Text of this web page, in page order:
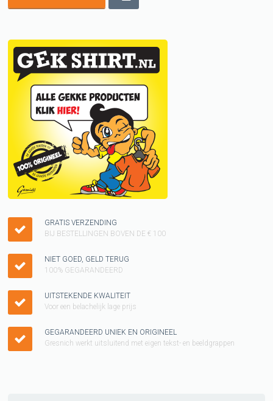
GRATIS VERZENDING
BIJ BESTELLINGEN BOVEN DE € 100
NIET GOED, GELD TERUG
100% GEGARANDEERD
UITSTEKENDE KWALITEIT
Voor een belachelijk lage prijs
GEGARANDEERD UNIEK EN ORIGINEEL
Gresnich werkt uitsluitend met eigen tekst- en beeldgrappen